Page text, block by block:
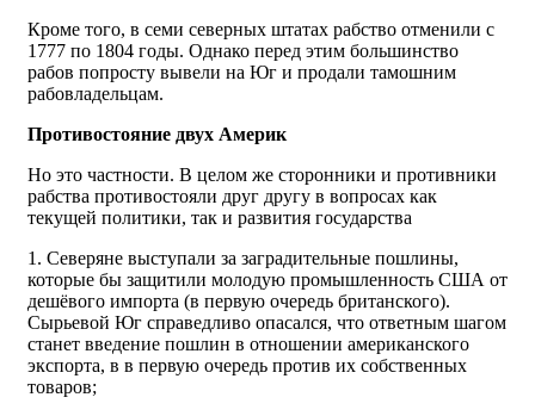
Кроме того, в семи северных штатах рабство отменили с
1777 по 1804 годы. Однако перед этим большинство
рабов попросту вывели на Юг и продали тамошним
рабовладельцам.
Противостояние двух Америк
Но это частности. В целом же сторонники и противники
рабства противостояли друг другу в вопросах как
текущей политики, так и развития государства
1. Северяне выступали за заградительные пошлины,
которые бы защитили молодую промышленность США от
дешёвого импорта (в первую очередь британского).
Сырьевой Юг справедливо опасался, что ответным шагом
станет введение пошлин в отношении американского
экспорта, в в первую очередь против их собственных
товаров;